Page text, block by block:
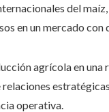
del
en un mercado
agrícola en
operativa.